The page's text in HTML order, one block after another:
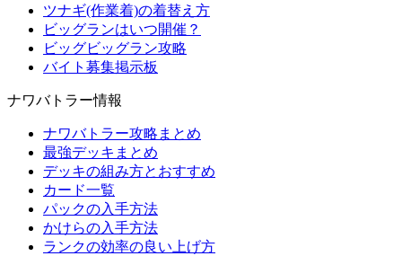
ツナギ(作業着)の着替え方
ビッグランはいつ開催？
ビッグビッグラン攻略
バイト募集掲示板
ナワバトラー情報
ナワバトラー攻略まとめ
最強デッキまとめ
デッキの組み方とおすすめ
カード一覧
パックの入手方法
かけらの入手方法
ランクの効率の良い上げ方